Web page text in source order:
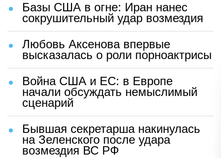
Базы США в огне: Иран нанес
сокрушительный удар возмездия
Любовь Аксенова впервые
высказалась о роли порноактрисы
Война США и ЕС: в Европе
начали обсуждать немыслимый
сценарий
Бывшая секретарша накинулась
на Зеленского после удара
возмездия ВС РФ